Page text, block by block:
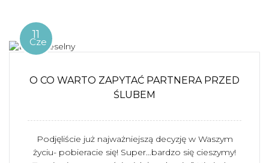
11
Cze
O CO WARTO ZAPYTAĆ PARTNERA PRZED
ŚLUBEM
Podjęliście już najważniejszą decyzję w Waszym
życiu- pobieracie się! Super…bardzo się cieszymy!